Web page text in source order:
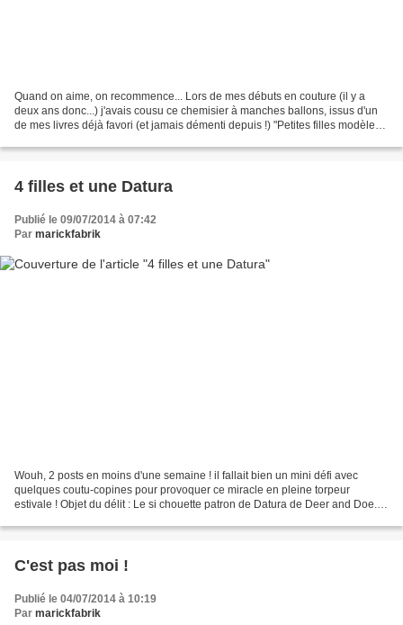
Quand on aime, on recommence... Lors de mes débuts en couture (il y a
deux ans donc...) j'avais cousu ce chemisier à manches ballons, issus d'un
de mes livres déjà favori (et jamais démenti depuis !) "Petites filles modèles"
4 filles et une Datura
Publié le 09/07/2014 à 07:42
Par marickfabrik
Wouh, 2 posts en moins d'une semaine ! il fallait bien un mini défi avec
quelques coutu-copines pour provoquer ce miracle en pleine torpeur
estivale ! Objet du délit : Le si chouette patron de Datura de Deer and Doe.
C'est pas moi !
Publié le 04/07/2014 à 10:19
Par marickfabrik